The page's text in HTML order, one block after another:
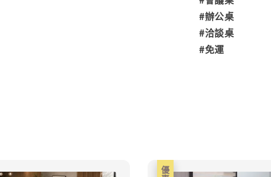
#辦公桌
#洽談桌
#免運